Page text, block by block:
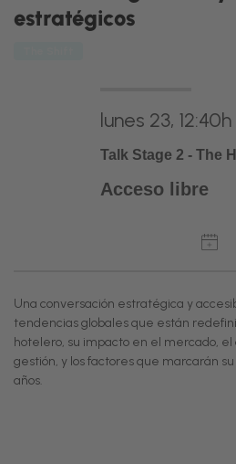
estratégicos
lunes 23,
Talk Stage 2 - The
Acceso libre
Una conversación estratégica y
tendencias globales que están
hotelero, su impacto en el mercado, el
gestión, y los factores que marcarán
años.